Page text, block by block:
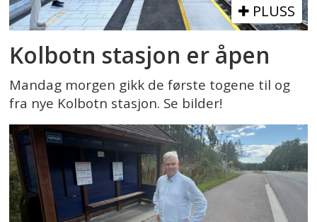
PLUSS
Kolbotn stasjon er åpen
Mandag morgen gikk de første togene til og
fra nye Kolbotn stasjon. Se bilder!